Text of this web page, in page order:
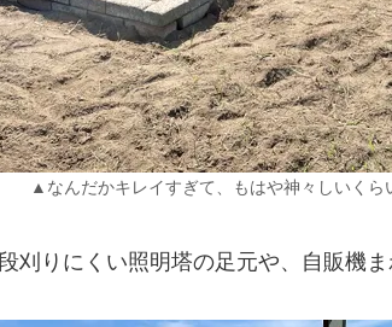
▲なんだかキレイすぎて、もはや神々しいく
刈りにくい照明塔の足元や、自販機